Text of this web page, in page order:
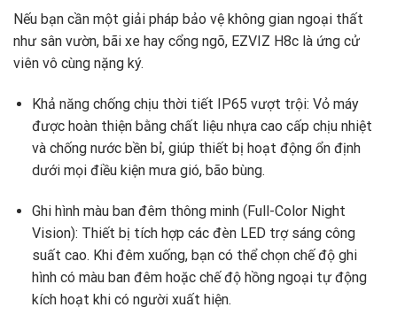
Nếu bạn cần một giải pháp bảo vệ không gian ngoại thất
như sân vườn, bãi xe hay cổng ngõ, EZVIZ H8c là ứng cử
viên vô cùng nặng ký.
Khả năng chống chịu thời tiết IP65 vượt trội: Vỏ máy
được hoàn thiện bằng chất liệu nhựa cao cấp chịu nhiệt
và chống nước bền bỉ, giúp thiết bị hoạt động ổn định
dưới mọi điều kiện mưa gió, bão bùng.
Ghi hình màu ban đêm thông minh (Full-Color Night
Vision): Thiết bị tích hợp các đèn LED trợ sáng công
suất cao. Khi đêm xuống, bạn có thể chọn chế độ ghi
hình có màu ban đêm hoặc chế độ hồng ngoại tự động
kích hoạt khi có người xuất hiện.